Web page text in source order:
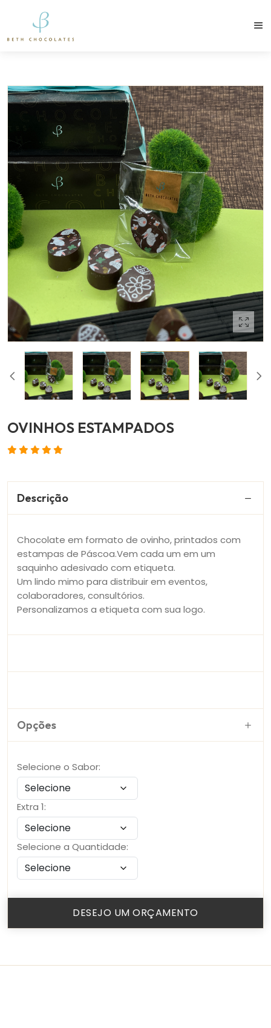
contato@bethchocolates.com.br
OVINHOS ESTAMPADOS
Descrição
Chocolate em formato de ovinho, printados com
estampas de Páscoa.Vem cada um em um
saquinho adesivado com etiqueta.
Um lindo mimo para distribuir em eventos,
colaboradores, consultórios.
Personalizamos a etiqueta com sua logo.
Opções
Selecione o Sabor:
Extra 1:
Selecione a Quantidade:
DESEJO UM ORÇAMENTO